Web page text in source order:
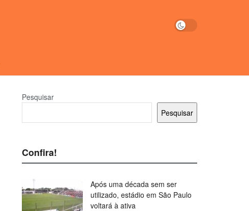
Pesquisar
Pesquisar
Confira!
Após uma década sem ser
utilizado, estádio em São Paulo
voltará à ativa